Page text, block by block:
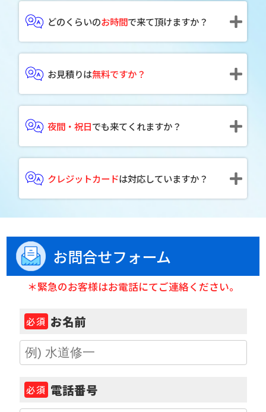
どのくらいのお時間で来て頂けますか？
お見積りは無料ですか？
夜間・祝日でも来てくれますか？
クレジットカードは対応していますか？
お問合せフォーム
＊緊急のお客様はお電話にてご連絡ください。
お名前
必須
電話番号
必須